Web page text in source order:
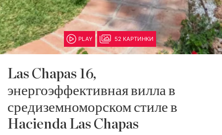
PLAY 52 КАРТИНКИ
Las Chapas 16,
энергоэффективная вилла в
средиземноморском стиле в
Hacienda Las Chapas